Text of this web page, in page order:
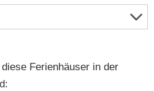
Ferienhäuser in der